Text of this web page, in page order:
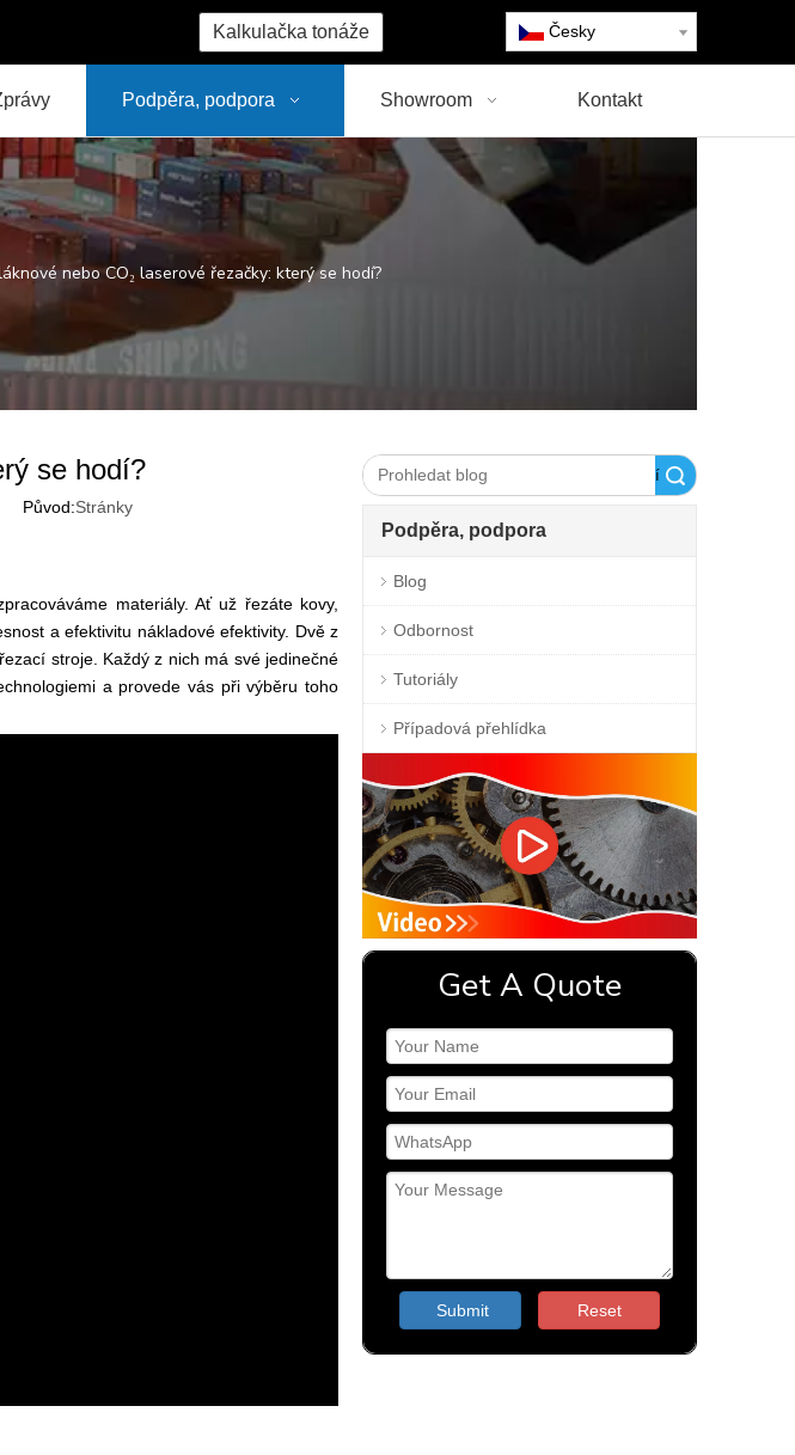
Kalkulačka tonáže Česky
Podpěra, podpora Showroom Kontakt
nebo CO₂ laserové řezačky: který se hodí?
se hodí?
Původ:Stránky
materiály. Ať už řezáte kovy,
a efektivitu nákladové efektivity. Dvě z
stroje. Každý z nich má své jedinečné
a provede vás při výběru toho
Vyhledávání
Podpěra, podpora
Blog
Odbornost
Tutoriály
Případová přehlídka
Get A Quote
Submit Reset